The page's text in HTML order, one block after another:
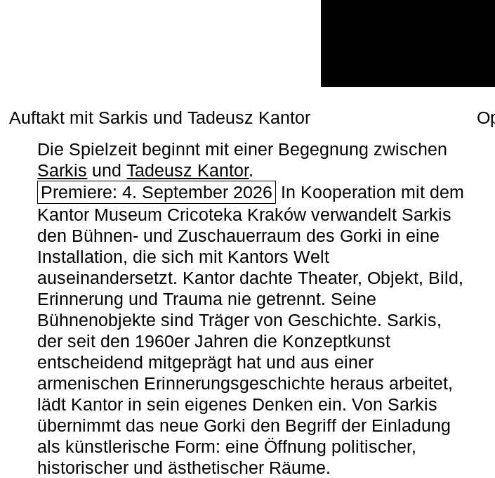
Auftakt mit Sarkis und Tadeusz Kantor
Die Spielzeit beginnt mit einer Begegnung zwischen
Sarkis undTadeusz Kantor.
Premiere: 4. September 2026 In Kooperation mit dem
Kantor Museum Cricoteka Kraków verwandelt Sarkis
den Bühnen- und Zuschauerraum des Gorki in eine
Installation, die sich mit Kantors Welt
auseinandersetzt. Kantor dachte Theater, Objekt, Bild,
Erinnerung und Trauma nie getrennt. Seine
Bühnenobjekte sind Träger von Geschichte. Sarkis,
der seit den 1960er Jahren die Konzeptkunst
entscheidend mitgeprägt hat und aus einer
armenischen ­Erinnerungsgeschichte heraus arbeitet,
lädt Kantor in sein eigenes Denken ein. Von Sarkis
übernimmt das neue Gorki den Begriff der Einladung
als künstlerische Form: eine Öffnung politischer,
historischer und ästhetischer Räume.